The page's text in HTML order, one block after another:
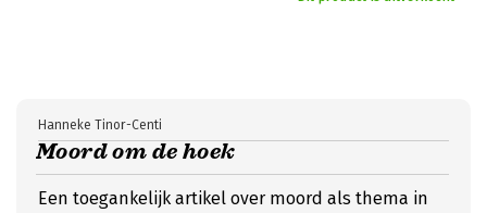
Moord om de hoek
Hanneke Tinor-Centi
Een toegankelijk artikel over moord als thema in